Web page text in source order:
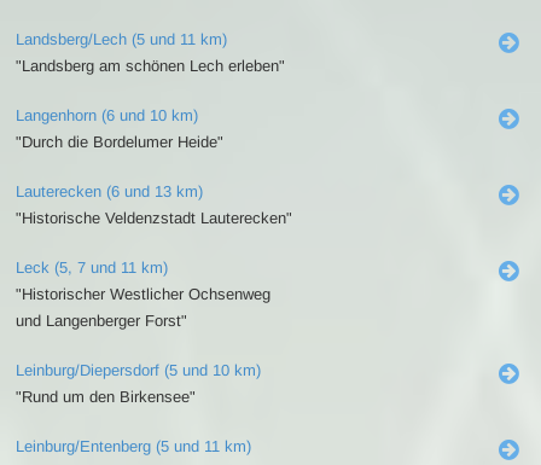
Landsberg/Lech (5 und 11 km)
"Landsberg am schönen Lech erleben"
Langenhorn (6 und 10 km)
"Durch die Bordelumer Heide"
Lauterecken (6 und 13 km)
"Historische Veldenzstadt Lauterecken"
Leck (5, 7 und 11 km)
"Historischer Westlicher Ochsenweg
und Langenberger Forst"
Leinburg/Diepersdorf (5 und 10 km)
"Rund um den Birkensee"
Leinburg/Entenberg (5 und 11 km)